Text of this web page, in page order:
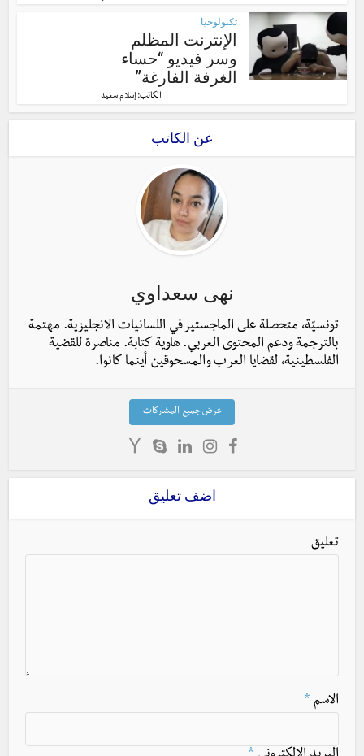
تكنولوجيا
الإنترنت المظلم
وسر فيديو “حساء
الغرفة الفارغة”
الكاتب: إسلام سعيد
عن الكاتب
نهى سعداوي
تونسيّة، متحصلة على الماجستير في اللسانيات الانجليزية. مهتمة
بالترجمة ودعم المحتوى العربي. هاوية كتابة. مناصرة للقضية
الفلسطينية، لقضايا العرب والمسحوقين أينما كانوا.
عرض جميع المشاركات
اضف تعليق
تعليق
الاسم *